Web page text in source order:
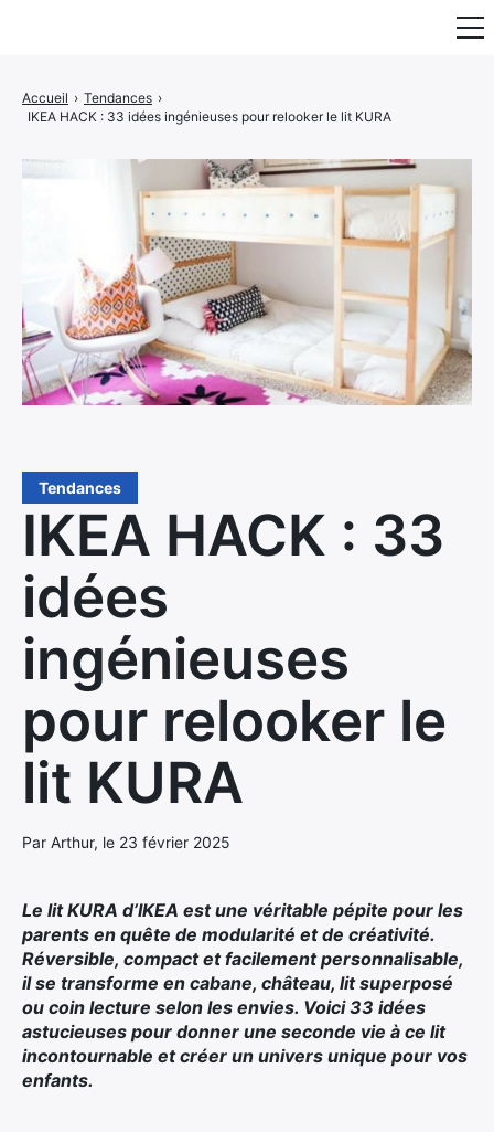
Accueil › Tendances ›
IKEA HACK : 33 idées ingénieuses pour relooker le lit KURA
Tendances
IKEA HACK : 33
idées
ingénieuses
pour relooker le
lit KURA
Par Arthur, le 23 février 2025
Le lit KURA d’IKEA est une véritable pépite pour les
parents en quête de modularité et de créativité.
Réversible, compact et facilement personnalisable,
il se transforme en cabane, château, lit superposé
ou coin lecture selon les envies. Voici 33 idées
astucieuses pour donner une seconde vie à ce lit
incontournable et créer un univers unique pour vos
enfants.
Mobilier & Rangement
Art & Décoration
Portraits